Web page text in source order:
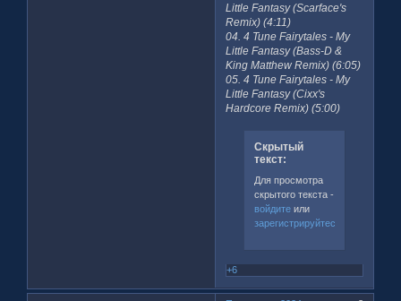
Little Fantasy (Scarface's
Remix) (4:11)
04. 4 Tune Fairytales - My
Little Fantasy (Bass-D &
King Matthew Remix) (6:05)
05. 4 Tune Fairytales - My
Little Fantasy (Cixx's
Hardcore Remix) (5:00)
Скрытый
текст:
Для просмотра
скрытого текста -
войдитеили
зарегистрируйтесь
+6